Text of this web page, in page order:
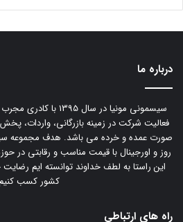
درباره ما
سیسمونی مونیا در
فعالیت شرکت در زمینه بازرگانی، واردات،
صورت عمده و خرده می باشد. هدف مجموعه
روز و اورجینال با قیمت مناسب و رقابتی در
این راستا به لطف خداوند توانسته ایم
کشور کسب
راه های ارتباطی